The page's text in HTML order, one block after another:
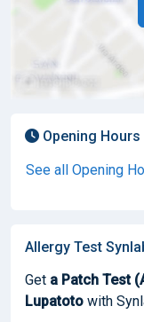
Opening Hours
See all Opening
Allergy Test
Get a Patch Test
Lupatoto with